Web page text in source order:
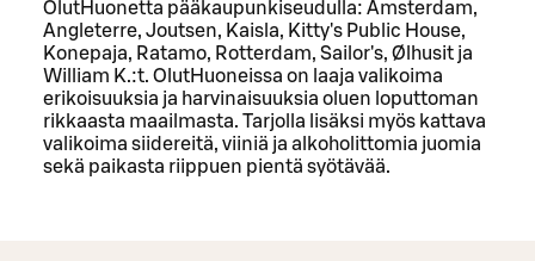
OlutHuonetta pääkaupunkiseudulla: Amsterdam,
Angleterre, Joutsen, Kaisla, Kitty's Public House,
Konepaja, Ratamo, Rotterdam, Sailor's, Ølhusit ja
William K.:t. OlutHuoneissa on laaja valikoima
erikoisuuksia ja harvinaisuuksia oluen loputtoman
rikkaasta maailmasta. Tarjolla lisäksi myös kattava
valikoima siidereitä, viiniä ja alkoholittomia juomia
sekä paikasta riippuen pientä syötävää.